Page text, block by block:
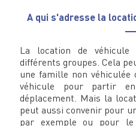
A qui s'adresse la
La location de
différents groupes. Cela
une famille non véhiculée
véhicule pour partir
déplacement. Mais la
peut aussi convenir pour
par exemple ou pour